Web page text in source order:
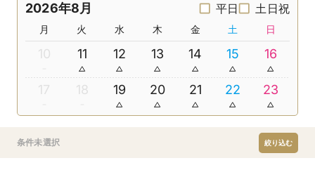
2026年8月 平日 土日祝
月 火 水 木 金 土 日
10 11 12 13 14 15 16
17 18 19 20 21 22 23
条件未選択 絞り込む